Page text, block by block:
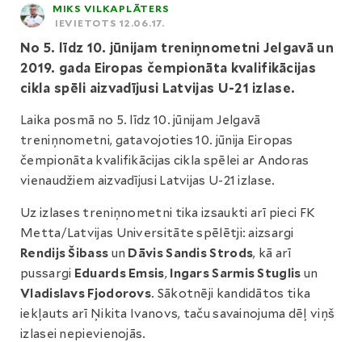
MIKS VILKAPLĀTERS
IEVIETOTS 12.06.17.
No 5. līdz 10. jūnijam treniņnometni Jelgavā un
2019. gada Eiropas čempionāta kvalifikācijas
cikla spēli aizvadījusi Latvijas U-21 izlase.
Laika posmā no 5. līdz 10. jūnijam Jelgavā
treniņnometni, gatavojoties 10. jūnija Eiropas
čempionāta kvalifikācijas cikla spēlei ar Andoras
vienaudžiem aizvadījusi Latvijas U-21 izlase.
Uz izlases treniņnometni tika izsaukti arī pieci FK
Metta/Latvijas Universitāte spēlētji: aizsargi
Rendijs Šibass un Dāvis Sandis Strods, kā arī
pussargi Eduards Emsis, Ingars Sarmis Stuglis un
Vladislavs Fjodorovs. Sākotnēji kandidātos tika
iekļauts arī Ņikita Ivanovs, taču savainojuma dēļ viņš
izlasei nepievienojās.